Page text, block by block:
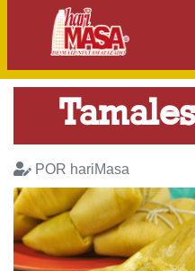
POR hariMasa